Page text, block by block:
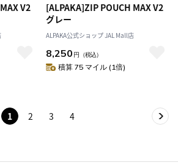
V2
[ALPAKA]ZIP POUCH MAX V2
グレー
ALPAKA公式ショップ JAL Mall店
8,250 円 （税込）
積算 75 マイル (1倍)
1 2 3 4